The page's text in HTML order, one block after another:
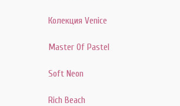
Колекция Venice
Master Of Pastel
Soft Neon
Rich Beach